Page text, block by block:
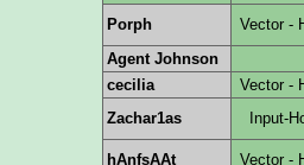
Porph Vector -
Agent Johnson
cecilia
Vector -
Zachar1as
Input-
hAnfsAAt Vector -